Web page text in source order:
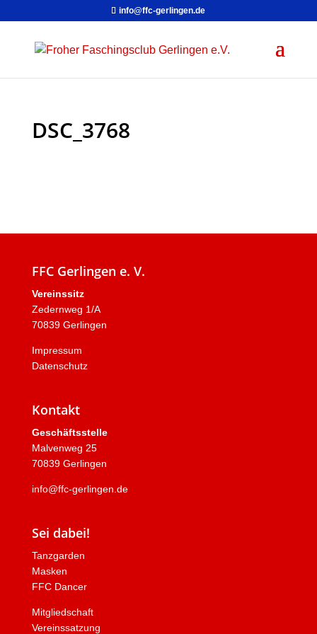
info@ffc-gerlingen.de
DSC_3768
FFC Gerlingen e. V.
Vereinssitz
Zedernweg 1/A
70839 Gerlingen
Impressum
Datenschutz
Kontakt
Geschäftsstelle
Malvenweg 25
70839 Gerlingen
info@ffc-gerlingen.de
Sei dabei!
Tanzgarden
Masken
FFC Dancer
Mitgliedschaft
Vereinssatzung